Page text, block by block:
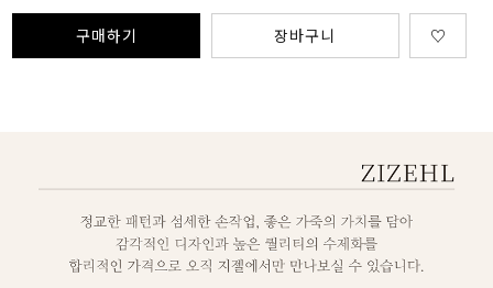
구매하기 장바구니 ♡